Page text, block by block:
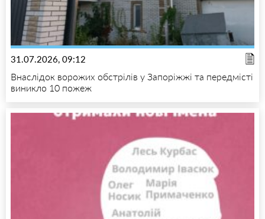
31.07.2026, 09:12
Внаслідок ворожих обстрілів у Запоріжжі та передмісті
виникло 10 пожеж